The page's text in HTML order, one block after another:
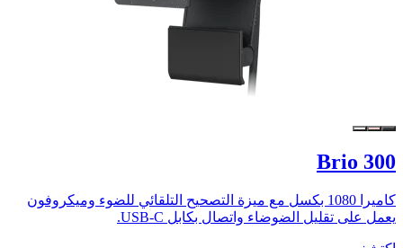
Brio 300
كاميرا 1080 بكسل مع ميزة التصحيح التلقائي للضوء وميكروفون
يعمل على تقليل الضوضاء واتصال بكابل USB-C.